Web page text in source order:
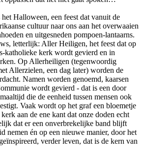
Halloween, een feest dat vanuit de
cultuur naar ons aan het overwaaien
en uitgesneden pompoen-lantaarns.
letterlijk: Aller Heiligen, het feest dat op
katholieke kerk wordt gevierd en in
Op Allerheiligen (tegenwoordig
Allerzielen, een dag later) worden de
Namen worden genoemd, kaarsen
wordt gevierd - dat is een door
die de eenheid tussen mensen ook
Vaak wordt op het graf een bloemetje
aan de ene kant dat onze doden echt
dat er een onverbrekelijke band blijft
nemen én op een nieuwe manier, door het
verder leven, dat is de kern van